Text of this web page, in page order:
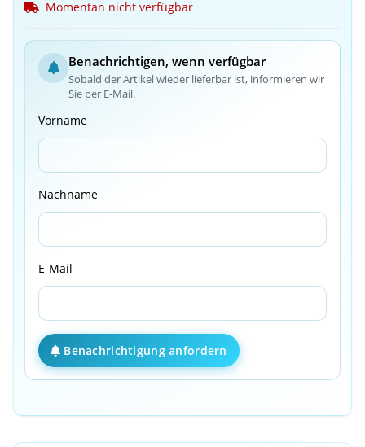
Momentan nicht verfügbar
Benachrichtigen, wenn verfügbar
Sobald der Artikel wieder lieferbar ist, informieren wir
Sie per E-Mail.
Vorname
Nachname
E-Mail
Benachrichtigung anfordern